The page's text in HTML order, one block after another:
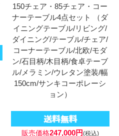
150チェア・85チェア・コー
ナーテーブル4点セット （ダ
イニングテーブル/リビング/
ダイニング/テーブル/チェア/
コーナーテーブル/北欧/モダ
ン/石目柄/木目柄/食卓テーブ
ル/メラミン/ウレタン塗装/幅
150cm/サンキコーポレーシ
ョン）
販売価格247,000円(税込)